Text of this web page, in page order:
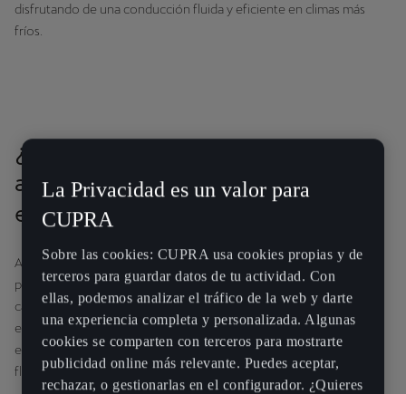
disfrutando de una conducción fluida y eficiente en climas más
fríos.
¿Cómo afectan las bajas temperaturas
a la batería de un vehículo
electrificado?
A temperaturas más bajas, la batería de un coche electrificado
puede sufrir una leve disminución de la autonomía y tiempos de
carga más largos. Sin embargo, los vehículos CUPRA vienen
equipados con sistemas de gestión térmica que minimizan estos
efectos y garantizan que tu experiencia de conducción siga siendo
fluida y fiable incluso con frío.
La Privacidad es un valor para
CUPRA
Sobre las cookies: CUPRA usa cookies propias y de
terceros para guardar datos de tu actividad. Con
ellas, podemos analizar el tráfico de la web y darte
una experiencia completa y personalizada. Algunas
cookies se comparten con terceros para mostrarte
publicidad online más relevante. Puedes aceptar,
rechazar, o gestionarlas en el configurador. ¿Quieres